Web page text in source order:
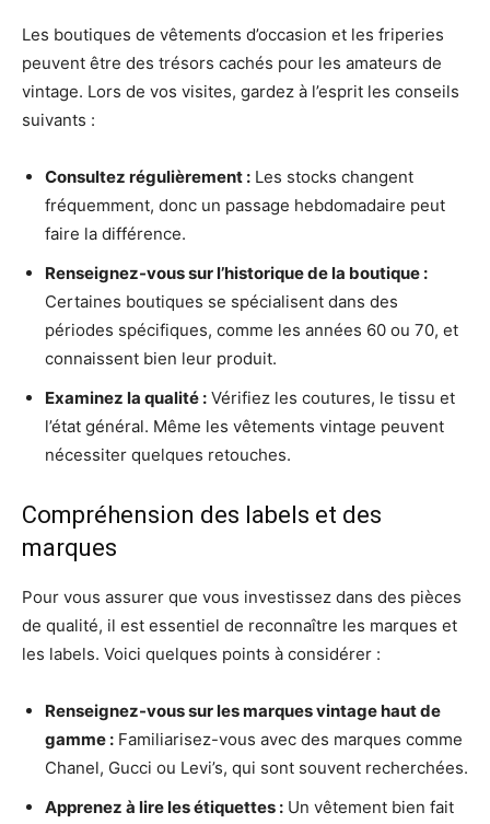
Les boutiques de vêtements d’occasion et les friperies
peuvent être des trésors cachés pour les amateurs de
vintage. Lors de vos visites, gardez à l’esprit les conseils
suivants :
Consultez régulièrement : Les stocks changent
fréquemment, donc un passage hebdomadaire peut
faire la différence.
Renseignez-vous sur l’historique de la boutique :
Certaines boutiques se spécialisent dans des
périodes spécifiques, comme les années 60 ou 70, et
connaissent bien leur produit.
Examinez la qualité : Vérifiez les coutures, le tissu et
l’état général. Même les vêtements vintage peuvent
nécessiter quelques retouches.
Compréhension des labels et des
marques
Pour vous assurer que vous investissez dans des pièces
de qualité, il est essentiel de reconnaître les marques et
les labels. Voici quelques points à considérer :
Renseignez-vous sur les marques vintage haut de
gamme : Familiarisez-vous avec des marques comme
Chanel, Gucci ou Levi’s, qui sont souvent recherchées.
Apprenez à lire les étiquettes : Un vêtement bien fait